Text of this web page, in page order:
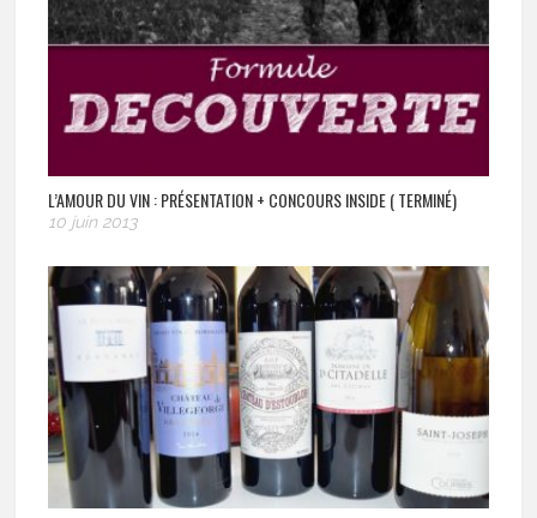
L’AMOUR DU VIN : PRÉSENTATION + CONCOURS INSIDE ( TERMINÉ)
10 juin 2013